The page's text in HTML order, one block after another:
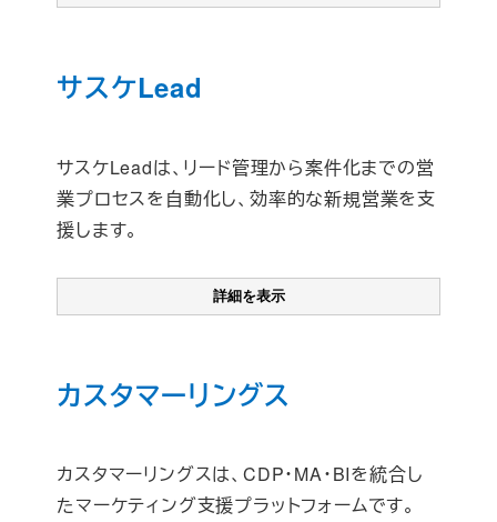
サスケLead
サスケLeadは、リード管理から案件化までの営
業プロセスを自動化し、効率的な新規営業を支
援します。
詳細を表示
カスタマーリングス
カスタマーリングスは、CDP・MA・BIを統合し
たマーケティング支援プラットフォームです。